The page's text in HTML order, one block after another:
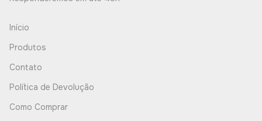
Início
Produtos
Contato
Política de Devolução
Como Comprar